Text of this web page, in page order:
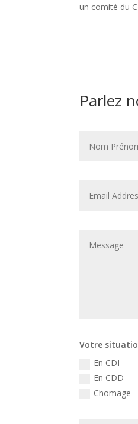
un comité du
Parlez
Votre
En CDI
En CDD
Chomage